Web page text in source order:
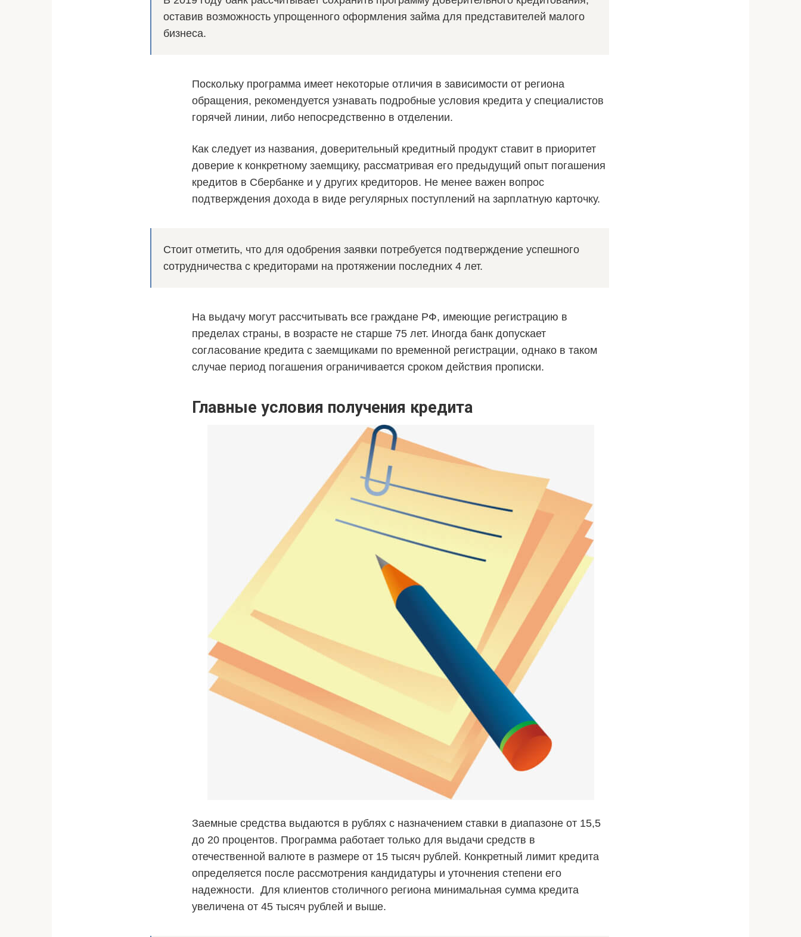
оставив возможность упрощенного оформления займа для представителей малого
бизнеса.
Поскольку программа имеет некоторые отличия в зависимости от региона
обращения, рекомендуется узнавать подробные условия кредита у специалистов
горячей линии, либо непосредственно в отделении.
Как следует из названия, доверительный кредитный продукт ставит в приоритет
доверие к конкретному заемщику, рассматривая его предыдущий опыт погашения
кредитов в Сбербанке и у других кредиторов. Не менее важен вопрос
подтверждения дохода в виде регулярных поступлений на зарплатную карточку.
Стоит отметить, что для одобрения заявки потребуется подтверждение успешного
сотрудничества с кредиторами на протяжении последних 4 лет.
На выдачу могут рассчитывать все граждане РФ, имеющие регистрацию в
пределах страны, в возрасте не старше 75 лет. Иногда банк допускает
согласование кредита с заемщиками по временной регистрации, однако в таком
случае период погашения ограничивается сроком действия прописки.
Главные условия получения кредита
Заемные средства выдаются в рублях с назначением ставки в диапазоне от 15,5
до 20 процентов. Программа работает только для выдачи средств в
отечественной валюте в размере от 15 тысяч рублей. Конкретный лимит кредита
определяется после рассмотрения кандидатуры и уточнения степени его
надежности. Для клиентов столичного региона минимальная сумма кредита
увеличена от 45 тысяч рублей и выше.